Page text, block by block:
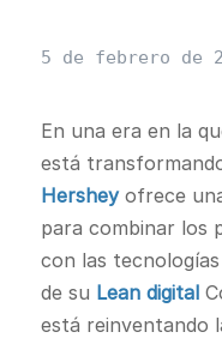
5 de febrero de
En una era en la
está
Hersheyofrece
para combinar los
con las
de su Lean digital
está reinventando